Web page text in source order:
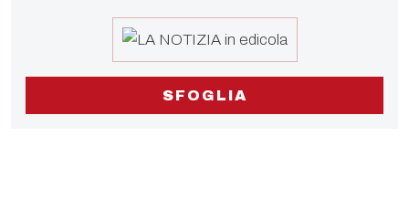
SFOGLIA